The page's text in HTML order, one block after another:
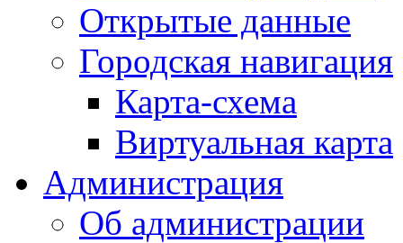
Открытые данные
Городская навигация
Карта-схема
Виртуальная карта
Администрация
Об администрации